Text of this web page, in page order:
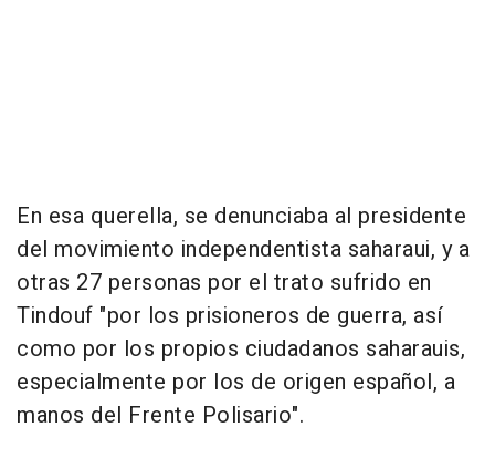
En esa querella, se denunciaba al presidente
del movimiento independentista saharaui, y a
otras 27 personas por el trato sufrido en
Tindouf "por los prisioneros de guerra, así
como por los propios ciudadanos saharauis,
especialmente por los de origen español, a
manos del Frente Polisario".